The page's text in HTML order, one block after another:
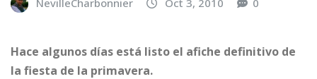
NevilleCharbonnier Oct 3, 2010 0
Hace algunos días está listo el afiche definitivo de
la fiesta de la primavera.